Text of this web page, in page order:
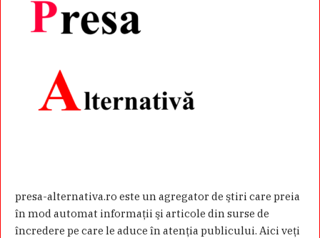
presa-alternativa.ro este un agregator de ştiri care preia
în mod automat informaţii şi articole din surse de
încredere pe care le aduce în atenţia publicului. Aici veţi